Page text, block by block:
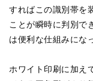
すればこの識別帯を
ことが瞬時に判別で
は便利な仕組みにな
ホワイト印刷に加え